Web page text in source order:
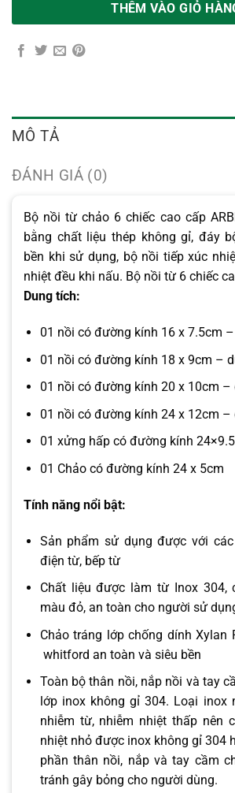
THÊM VÀO GIỎ
MÔ TẢ
ĐÁNH GIÁ (0)
Bộ nồi từ chảo 6 chiếc cao cấp
bằng chất liệu thép không gỉ, đáy
bền khi sử dụng, bộ nồi tiếp xúc
nhiệt đều khi nấu. Bộ nồi từ 6 chiếc
Dung tích:
01 nồi có đường kính 16 x 7.5cm
01 nồi có đường kính 18 x 9cm –
01 nồi có đường kính 20 x 10cm –
01 nồi có đường kính 24 x 12cm –
01 xửng hấp có đường kính
01 Chảo có đường kính 24 x 5cm
Tính năng nổi bật:
Sản phẩm sử dụng được với
điện từ, bếp từ
Chất liệu được làm từ Inox 304,
màu đỏ, an toàn cho người sử
Chảo tráng lớp chống dính Xylan
whitford an toàn và siêu bền
Toàn bộ thân nồi, nắp nồi và tay
lớp inox không gỉ 304. Loại inox
nhiễm từ, nhiễm nhiệt thấp nên
nhiệt nhỏ được inox không gỉ 304
phần thân nồi, nắp và tay cầm
tránh gây bỏng cho người dùng.